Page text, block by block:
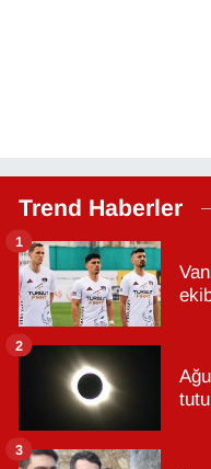
Trend Haberler
1
2
3